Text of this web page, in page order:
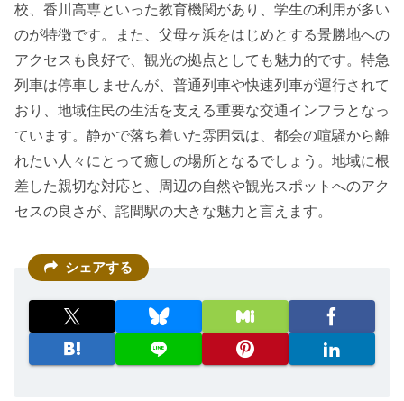
校、香川高専といった教育機関があり、学生の利用が多い
のが特徴です。また、父母ヶ浜をはじめとする景勝地への
アクセスも良好で、観光の拠点としても魅力的です。特急
列車は停車しませんが、普通列車や快速列車が運行されて
おり、地域住民の生活を支える重要な交通インフラとなっ
ています。静かで落ち着いた雰囲気は、都会の喧騒から離
れたい人々にとって癒しの場所となるでしょう。地域に根
差した親切な対応と、周辺の自然や観光スポットへのアク
セスの良さが、詫間駅の大きな魅力と言えます。
シェアする